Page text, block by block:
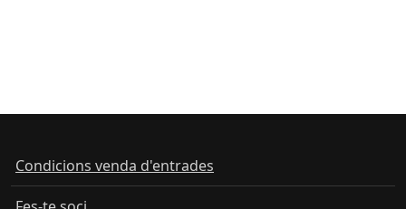
Condicions venda d'entrades